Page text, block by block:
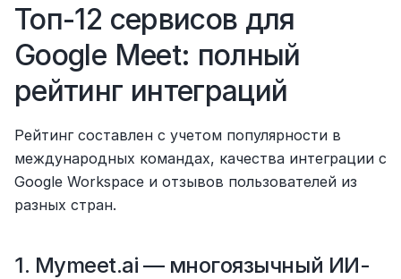
Топ-12 сервисов для
Google Meet: полный
рейтинг интеграций
Рейтинг составлен с учетом популярности в
международных командах, качества интеграции с
Google Workspace и отзывов пользователей из
разных стран.
1. Mymeet.ai — многоязычный ИИ-